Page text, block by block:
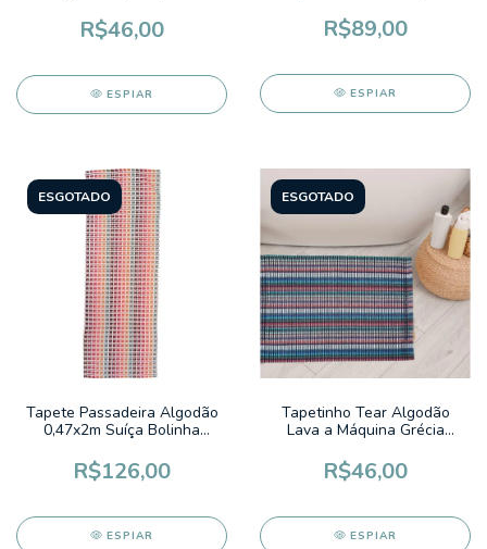
R$46,00
ESPIAR
Fundo Preto
R$89,00
ESPIAR
ESGOTADO
Tapete Passadeira Algodão
0,47x2m Suíça Bolinha
laranja e preto
R$126,00
ESPIAR
ESGOTADO
Tapetinho Tear Algodão
Lava a Máquina Grécia
Preto
R$46,00
ESPIAR